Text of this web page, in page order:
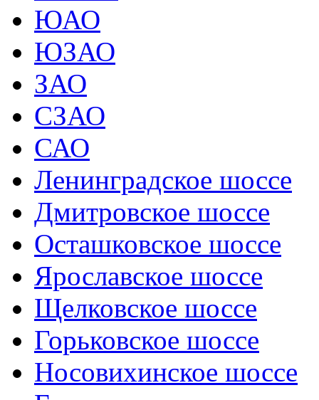
ЮАО
ЮЗАО
ЗАО
СЗАО
САО
Ленинградское шоссе
Дмитровское шоссе
Осташковское шоссе
Ярославское шоссе
Щелковское шоссе
Горьковское шоссе
Носовихинское шоссе